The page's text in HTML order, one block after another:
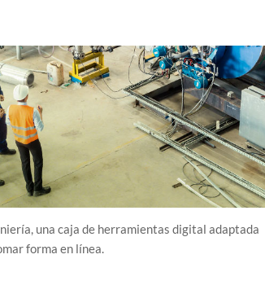
una caja de herramientas digital adaptada
forma en línea.